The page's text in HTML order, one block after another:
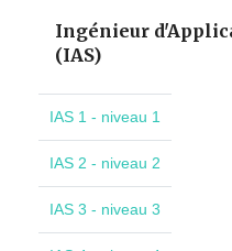
Ingénieur
(IAS)
IAS 1 - niveau 1
IAS 2 - niveau 2
IAS 3 - niveau 3